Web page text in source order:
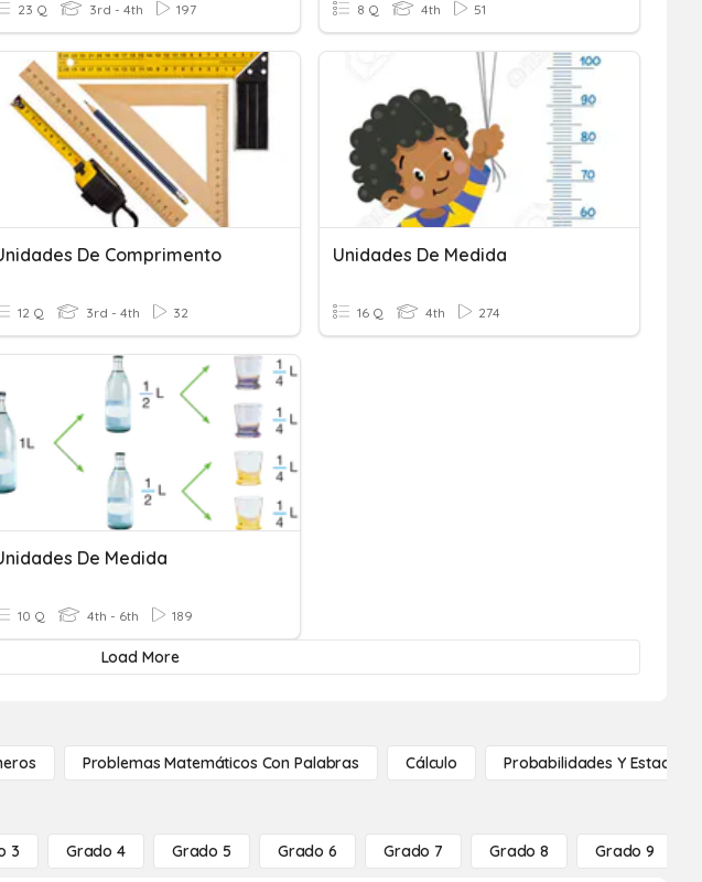
23 Q 3rd - 4th 197 8 Q 4th 51
De Comprimento
12 Q 3rd - 4th 32
Unidades De Medida
16 Q 4th 274
De Medida
10 Q 4th - 6th 189
Load More
Problemas Matemáticos Con Palabras Cálculo Probabilidades Y
3 Grado 4 Grado 5 Grado 6 Grado 7 Grado 8 Grado 9